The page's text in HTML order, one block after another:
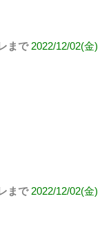
まで 2022/12/02(金)
まで 2022/12/02(金)